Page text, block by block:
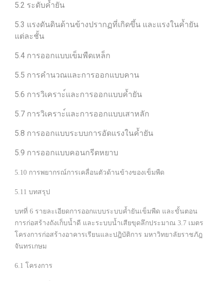
5.2 ระดับค้ำยัน
5.3 แรงดันดินด้านข้างปรากฏที่เกิดขึ้น และแรงในค้ำยัน
แต่ละชั้น
5.4 การออกแบบเข็มพืดเหล็ก
5.5 การคำนวณและการออกแบบคาน
5.6 การวิเคราะ์และการออกแบบค้ำยัน
5.7 การวิเคราะ์และการออกแบบเสาหลัก
5.8 การออกแบบระบบการอัดแรงในค้ำยัน
5.9 การออกแบบคอนกรีตหยาบ
5.10 การพยากรณ์การเคลื่อนตัวด้านข้างของเข็มพืด
5.11 บทสรุป
บทที่ 6 รายละเอียดการออกแบบระบบค้ำยันเข็มพืด และขั้นตอน
การก่อสร้างถังเก็บน้ำดี และระบบน้ำเสียขุดลึกประมาณ 3.7 เมตร
โครงการก่อสร้างอาคารเรียนและปฎิบัติการ มหาวิทยาลัยราชภัฎ
จันทรเกษม
6.1 โครงการ